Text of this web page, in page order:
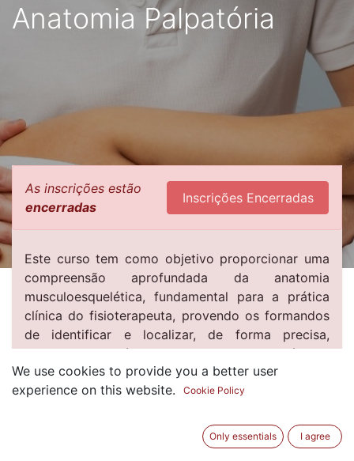
Anatomia Palpatória
As inscrições estão
encerradas
Inscrições Encerradas
Este curso tem como objetivo proporcionar uma
compreensão aprofundada da anatomia
musculoesquelética, fundamental para a prática
clínica do fisioterapeuta, provendo os formandos
de identificar e localizar, de forma precisa,
estruturas anatómicas de relevo. Através de
técnicas hands-on e instruções especializadas, os
formandos irão aprender a palpar estruturas
Serão destacados pontos de referência e
We use cookies to provide you a better user
experience on this website.
Cookie Policy
Only essentials I agree